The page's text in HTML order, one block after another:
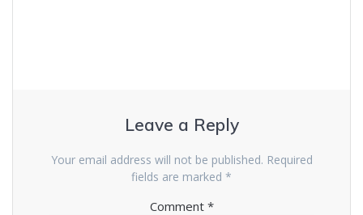
Leave a Reply
Your email address will not be published. Required
fields are marked *
Comment *